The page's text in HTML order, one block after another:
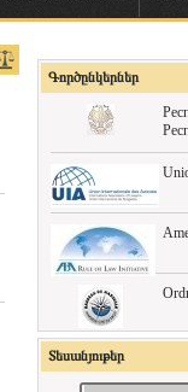
Գործընկերներ
Տեսանյութեր